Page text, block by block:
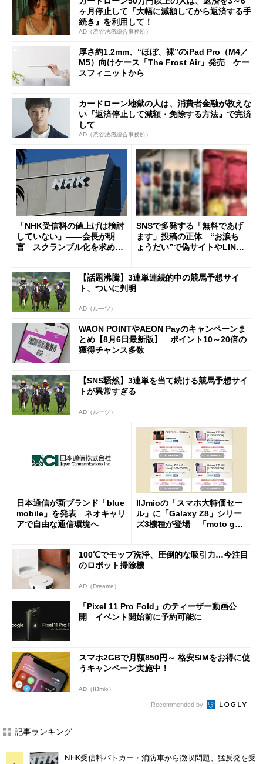
ヶ月停止して『大幅に減額してから返済する手
続き』を利用して！
AD（渋谷法務総合事務所）
厚さ約1.2mm、“ほぼ、裸”のiPad Pro（M4／
M5）向けケース「The Frost Air」発売 ケー
スフィニットから
カードローン地獄の人は、消費者金融が教えな
い『返済停止して減額・免除する方法』で完済
して
AD（渋谷法務総合事務所）
「NHK受信料の値上げは検討
していない」――会長が明
言 スクランブル化を求める
SNSで多発する「無料であげ
ます」投稿の正体 “お涙ち
ょうだい”で偽サイトやLINE
【話題沸騰】3連単連続的中の競馬予想サイ
ト、ついに判明
AD（ルーツ）
WAON POINTやAEON Payのキャンペーンま
とめ【8月6日最新版】 ポイント10～20倍の
獲得チャンス多数
【SNS騒然】3連単を当て続ける競馬予想サイ
トが異常すぎる
AD（ルーツ）
日本通信が新ブランド「blue
mobile」を発表 ネオキャリ
アで自由な通信環境へ
IIJmioの「スマホ大特価セー
ル」に「Galaxy Z8」シリー
ズ3機種が登場 「moto g37
100℃でモップ洗浄、圧倒的な吸引力…今注目
のロボット掃除機
AD（Dreame）
「Pixel 11 Pro Fold」のティーザー動画公
開 イベント開始前に予約可能に
スマホ2GBで月額850円～ 格安SIMをお得に使
うキャンペーン実施中！
AD（IIJmio）
Recommended by
記事ランキング
NHK受信料パトカー・消防車から徴収問題、猛反発を受